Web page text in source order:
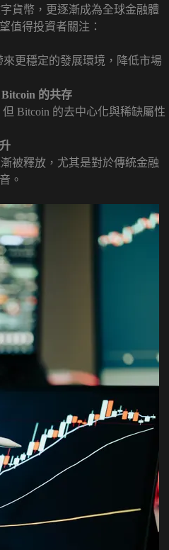
貨幣，更逐漸成為全球金融體
值得投資者關注：
更穩定的發展環境，降低市場
的共存
Bitcoin 的去中心化與稀缺屬性
被釋放，尤其是對於傳統金融
。